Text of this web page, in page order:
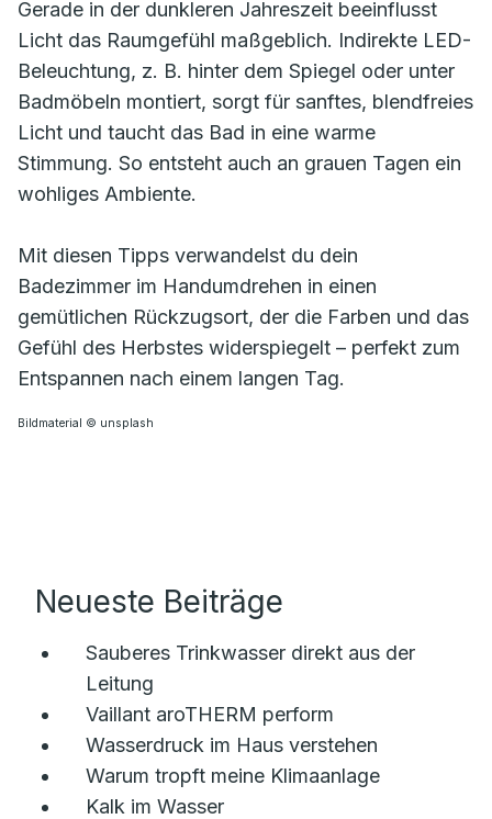
Gerade in der dunkleren Jahreszeit beeinflusst
Licht das Raumgefühl maßgeblich. Indirekte LED-
Beleuchtung, z. B. hinter dem Spiegel oder unter
Badmöbeln montiert, sorgt für sanftes, blendfreies
Licht und taucht das Bad in eine warme
Stimmung. So entsteht auch an grauen Tagen ein
wohliges Ambiente.
Mit diesen Tipps verwandelst du dein
Badezimmer im Handumdrehen in einen
gemütlichen Rückzugsort, der die Farben und das
Gefühl des Herbstes widerspiegelt – perfekt zum
Entspannen nach einem langen Tag.
Bildmaterial © unsplash
Neueste Beiträge
Sauberes Trinkwasser direkt aus der
Leitung
Vaillant aroTHERM perform
Wasserdruck im Haus verstehen
Warum tropft meine Klimaanlage
Kalk im Wasser